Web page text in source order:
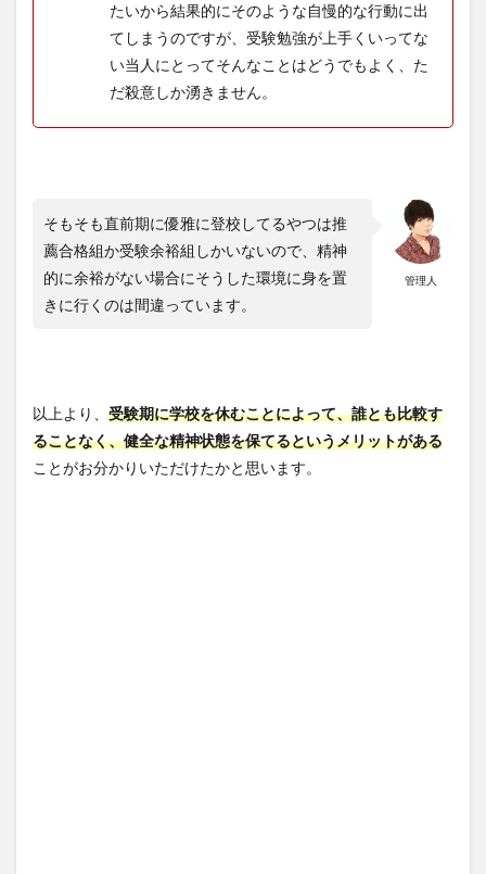
たいから結果的にそのような自慢的な行動に出
てしまうのですが、受験勉強が上手くいってな
い当人にとってそんなことはどうでもよく、た
だ殺意しか湧きません。
管理人
そもそも直前期に優雅に登校してるやつは推
薦合格組か受験余裕組しかいないので、精神
的に余裕がない場合にそうした環境に身を置
きに行くのは間違っています。
以上より、 受験期に学校を休むことによって、誰とも比較す
ることなく、健全な精神状態を保てるというメリットがある
ことがお分かりいただけたかと思います。